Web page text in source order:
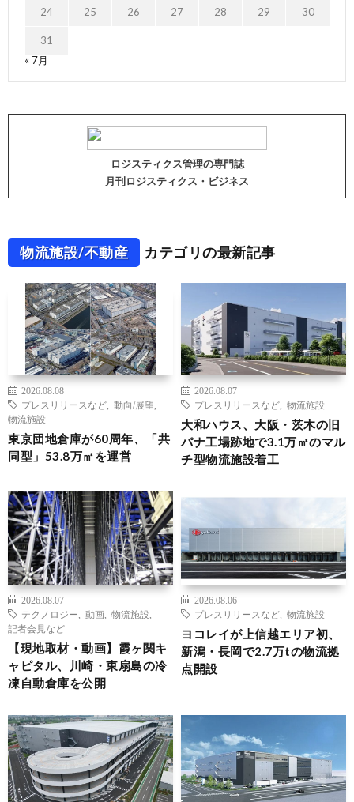
24 25 26 27 28 29 30
31
« 7月
ロジスティクス管理の専門誌
月刊ロジスティクス・ビジネス
物流施設/不動産 カテゴリの最新記事
2026.08.08
プレスリリースなど
動向/展望
物流施設
東京団地倉庫が60周年、「共
同型」53.8万㎡を運営
2026.08.07
プレスリリースなど
物流施設
大和ハウス、大阪・茨木の旧
パナ工場跡地で3.1万㎡のマル
チ型物流施設着工
2026.08.07
テクノロジー
動画 物流施設
記者会見など
【現地取材・動画】霞ヶ関キ
ャピタル、川崎・東扇島の冷
凍自動倉庫を公開
2026.08.06
プレスリリースなど
物流施設
ヨコレイが上信越エリア初、
新潟・長岡で2.7万tの物流拠
点開設